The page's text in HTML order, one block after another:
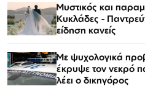
Μυστικός και
Κυκλάδες -
είδηση κανείς
Με ψυχολογικά
έκρυψε τον νεκρό
λέει ο δικηγόρος